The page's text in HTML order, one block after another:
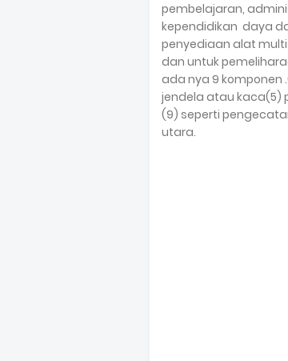
pembelajaran,
kependidikan daya
penyediaan alat
dan untuk
ada nya 9 komponen
jendela atau kaca(5)
(9) seperti
utara.